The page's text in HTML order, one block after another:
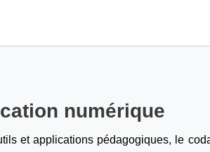
numérique
et applications pédagogiques, le